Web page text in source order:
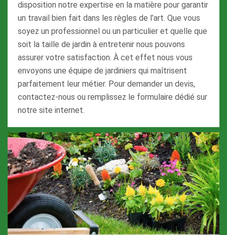
disposition notre expertise en la matière pour garantir
un travail bien fait dans les règles de l’art. Que vous
soyez un professionnel ou un particulier et quelle que
soit la taille de jardin à entretenir nous pouvons
assurer votre satisfaction. À cet effet nous vous
envoyons une équipe de jardiniers qui maîtrisent
parfaitement leur métier. Pour demander un devis,
contactez-nous ou remplissez le formulaire dédié sur
notre site internet.